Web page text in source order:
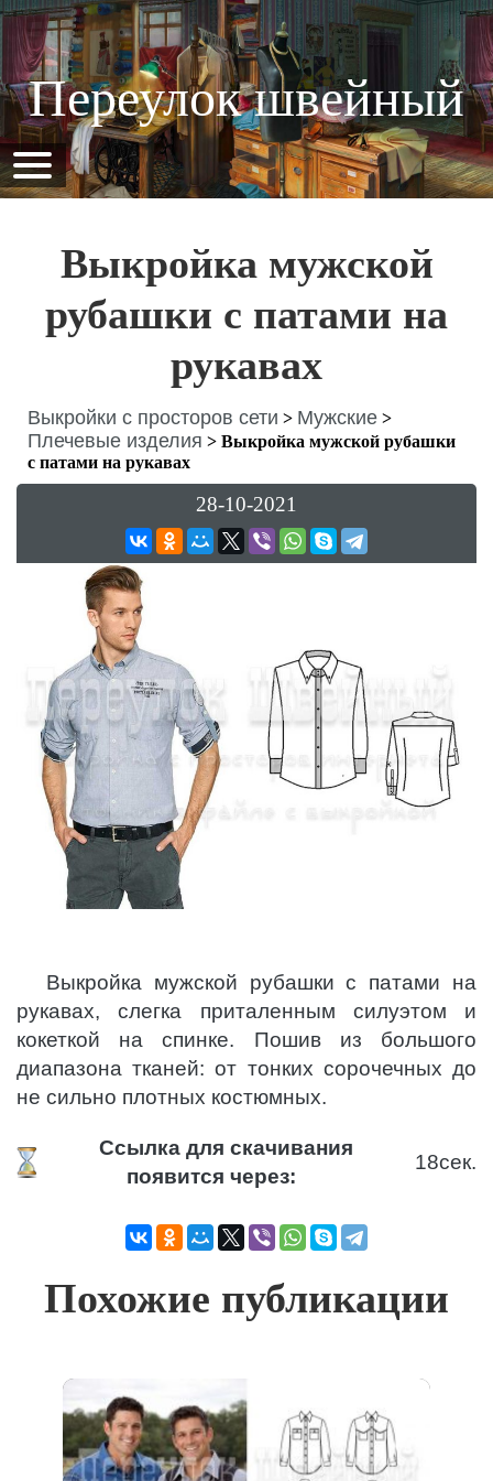
Переулок швейный
Выкройка мужской
рубашки с патами на
рукавах
Выкройки с просторов сети > Мужские >
Плечевые изделия > Выкройка мужской рубашки
с патами на рукавах
28-10-2021
Выкройка мужской рубашки с патами на
рукавах, слегка приталенным силуэтом и
кокеткой на спинке. Пошив из большого
диапазона тканей: от тонких сорочечных до
не сильно плотных костюмных.
Ссылка для скачивания
появится через:
17сек.
Похожие публикации